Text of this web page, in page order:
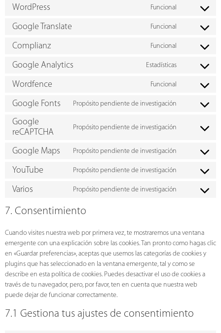
WordPress Funcional
Google Translate Funcional
Complianz Funcional
Google Analytics Estadísticas
Wordfence Funcional
Google Fonts Propósito pendiente de investigación
Google
reCAPTCHA
Propósito pendiente de investigación
Google Maps Propósito pendiente de investigación
YouTube Propósito pendiente de investigación
Varios Propósito pendiente de investigación
7. Consentimiento
Cuando visites nuestra web por primera vez, te mostraremos una ventana
emergente con una explicación sobre las cookies. Tan pronto como hagas clic
en «Guardar preferencias», aceptas que usemos las categorías de cookies y
plugins que has seleccionado en la ventana emergente, tal y como se
describe en esta política de cookies. Puedes desactivar el uso de cookies a
través de tu navegador, pero, por favor, ten en cuenta que nuestra web
puede dejar de funcionar correctamente.
7.1 Gestiona tus ajustes de consentimiento